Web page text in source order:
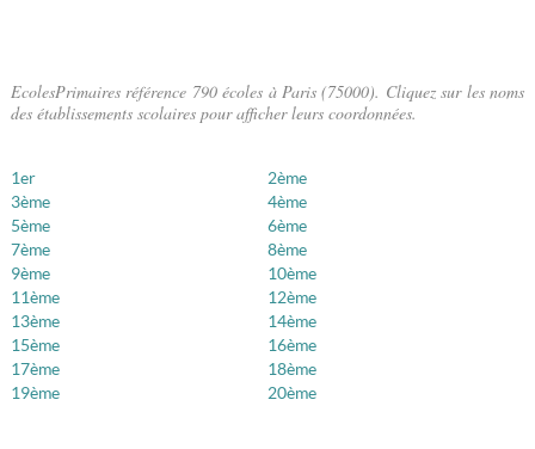
EcolesPrimaires référence 790 écoles à Paris (75000). Cliquez sur les noms
des établissements scolaires pour afficher leurs coordonnées.
1er
2ème
3ème
4ème
5ème
6ème
7ème
8ème
9ème
10ème
11ème
12ème
13ème
14ème
15ème
16ème
17ème
18ème
19ème
20ème